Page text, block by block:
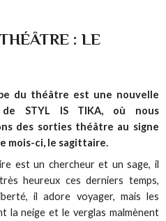
: LE
du théâtre est une nouvelle
de STYL IS TIKA, où nous
des sorties théâtre au signe
mois-ci, le sagittaire.
est un chercheur et un sage, il
heureux ces derniers temps,
il adore voyager, mais les
la neige et le verglas malmènent